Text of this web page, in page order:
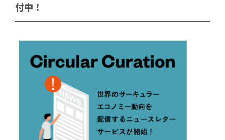
付中！